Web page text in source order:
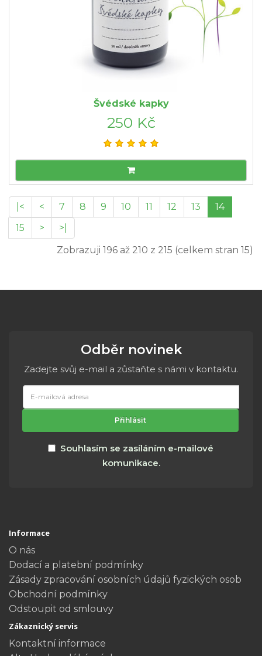
Švédské kapky
250 Kč
|< < 7 8 9 10 11 12 13
14
15
>
>|
Zobrazuji 196 až 210 z 215 (celkem stran 15)
Odběr novinek
Zadejte svůj e-mail a zůstaňte s námi v kontaktu.
mailová
adresa
Přihlásit
Souhlasím se zasíláním e-mailové
komunikace.
Informace
O nás
Dodací a platební podmínky
Zásady zpracování osobních údajů fyzických osob
Obchodní podmínky
Odstoupit od smlouvy
Zákaznický servis
Kontaktní informace